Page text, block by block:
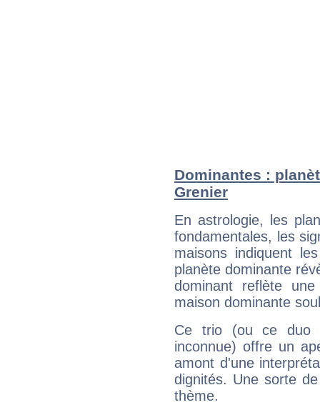
Dominantes :
Grenier
En astrologie, les
fondamentales, les
maisons indiquent
planète dominante
dominant reflète
maison dominante
Ce trio (ou ce duo
inconnue) offre un
amont d'une
dignités. Une sorte
thème.